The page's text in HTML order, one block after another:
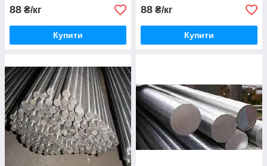
88 ₴/кг
Купити
88 ₴/кг
Купити